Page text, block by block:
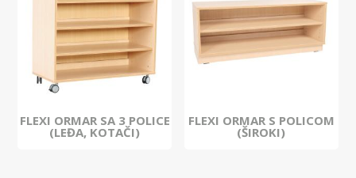
FLEXI ORMAR SA 3 POLICE
(LEĐA, KOTAČI)
FLEXI ORMAR S POLICOM
(ŠIROKI)